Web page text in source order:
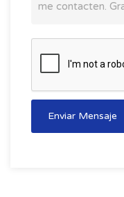
Enviar Mensaje